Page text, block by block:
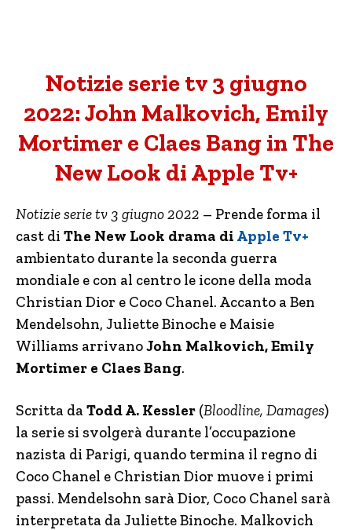
Notizie serie tv 3 giugno
2022: John Malkovich, Emily
Mortimer e Claes Bang in The
New Look di Apple Tv+
Notizie serie tv 3 giugno 2022 – Prende forma il
cast di The New Look drama di Apple Tv+
ambientato durante la seconda guerra
mondiale e con al centro le icone della moda
Christian Dior e Coco Chanel. Accanto a Ben
Mendelsohn, Juliette Binoche e Maisie
Williams arrivanoJohn Malkovich, Emily
Mortimer e Claes Bang.
Scritta daTodd A. Kessler (Bloodline, Damages)
la serie si svolgerà durante l’occupazione
nazista di Parigi, quando termina il regno di
Coco Chanel e Christian Dior muove i primi
passi. Mendelsohn sarà Dior, Coco Chanel sarà
interpretata da Juliette Binoche. Malkovich